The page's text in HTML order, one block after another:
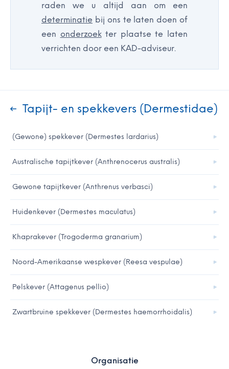
Tapijt- en spekkevers (Dermestidae)
(Gewone) spekkever (Dermestes lardarius)
Australische tapijtkever (Anthrenocerus australis)
Gewone tapijtkever (Anthrenus verbasci)
Huidenkever (Dermestes maculatus)
Khaprakever (Trogoderma granarium)
Noord-Amerikaanse wespkever (Reesa vespulae)
Pelskever (Attagenus pellio)
Zwartbruine spekkever (Dermestes haemorrhoidalis)
raden we u altijd aan om een
determinatie bij ons te laten doen of
een onderzoekter plaatse te laten
verrichten door een KAD-adviseur.
Organisatie